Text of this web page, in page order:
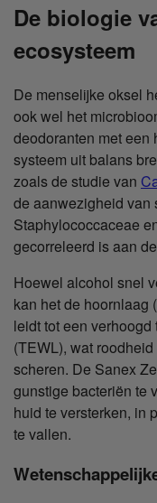
De biologie
ecosysteem
De menselijke oksel
ook wel het
deodoranten met
systeem uit balans
zoals de studie van
de aanwezigheid van
Staphylococcaceae
gecorreleerd is aan
Hoewel alcohol snel
kan het de hoornlaag
leidt tot een
(TEWL), wat
scheren. De Sanex
gunstige bacteriën te
huid te versterken, in
te vallen.